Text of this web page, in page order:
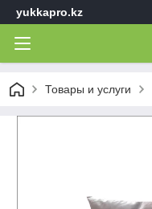
yukkapro.kz
Товары и услуги